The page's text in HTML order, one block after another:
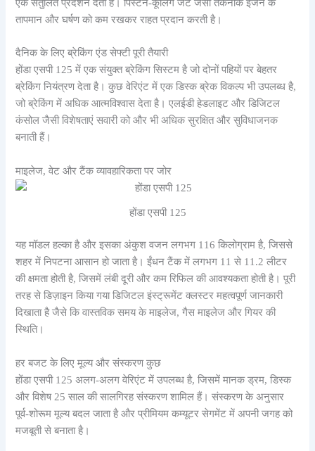
एक संतुलित प्रदर्शन देता है। पिस्टन-कूलिंग जेट जैसी तकनीक इंजन के
तापमान और घर्षण को कम रखकर राहत प्रदान करती है।
दैनिक के लिए ब्रेकिंग एंड सेफ्टी पूरी तैयारी
होंडा एसपी 125 में एक संयुक्त ब्रेकिंग सिस्टम है जो दोनों पहियों पर बेहतर
ब्रेकिंग नियंत्रण देता है। कुछ वेरिएंट में एक डिस्क ब्रेक विकल्प भी उपलब्ध है,
जो ब्रेकिंग में अधिक आत्मविश्वास देता है। एलईडी हेडलाइट और डिजिटल
कंसोल जैसी विशेषताएं सवारी को और भी अधिक सुरक्षित और सुविधाजनक
बनाती हैं।
माइलेज, वेट और टैंक व्यावहारिकता पर जोर
होंडा एसपी 125
यह मॉडल हल्का है और इसका अंकुश वजन लगभग 116 किलोग्राम है, जिससे
शहर में निपटना आसान हो जाता है। ईंधन टैंक में लगभग 11 से 11.2 लीटर
की क्षमता होती है, जिसमें लंबी दूरी और कम रिफिल की आवश्यकता होती है। पूरी
तरह से डिज़ाइन किया गया डिजिटल इंस्ट्रूमेंट क्लस्टर महत्वपूर्ण जानकारी
दिखाता है जैसे कि वास्तविक समय के माइलेज, गैस माइलेज और गियर की
स्थिति।
हर बजट के लिए मूल्य और संस्करण कुछ
होंडा एसपी 125 अलग-अलग वेरिएंट में उपलब्ध है, जिसमें मानक ड्रम, डिस्क
और विशेष 25 साल की सालगिरह संस्करण शामिल हैं। संस्करण के अनुसार
पूर्व-शोरूम मूल्य बदल जाता है और प्रीमियम कम्यूटर सेगमेंट में अपनी जगह को
मजबूती से बनाता है।